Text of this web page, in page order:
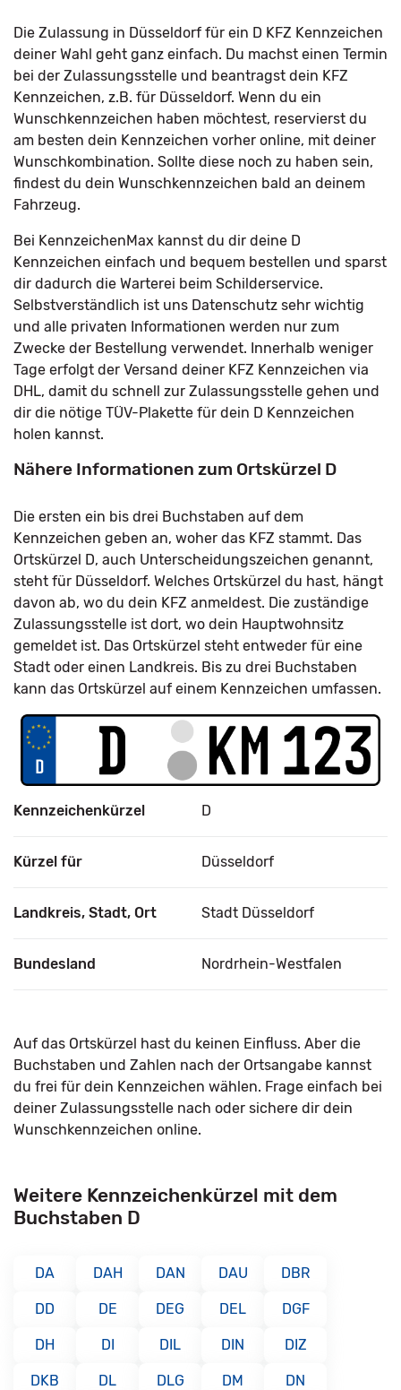
Die Zulassung in Düsseldorf für ein D KFZ Kennzeichen
deiner Wahl geht ganz einfach. Du machst einen Termin
bei der Zulassungsstelle und beantragst dein KFZ
Kennzeichen, z.B. für Düsseldorf. Wenn du ein
Wunschkennzeichen haben möchtest, reservierst du
am besten dein Kennzeichen vorher online, mit deiner
Wunschkombination. Sollte diese noch zu haben sein,
findest du dein Wunschkennzeichen bald an deinem
Fahrzeug.
Bei KennzeichenMax kannst du dir deine D
Kennzeichen einfach und bequem bestellen und sparst
dir dadurch die Warterei beim Schilderservice.
Selbstverständlich ist uns Datenschutz sehr wichtig
und alle privaten Informationen werden nur zum
Zwecke der Bestellung verwendet. Innerhalb weniger
Tage erfolgt der Versand deiner KFZ Kennzeichen via
DHL, damit du schnell zur Zulassungsstelle gehen und
dir die nötige TÜV-Plakette für dein D Kennzeichen
holen kannst.
Nähere Informationen zum Ortskürzel D
Die ersten ein bis drei Buchstaben auf dem
Kennzeichen geben an, woher das KFZ stammt. Das
Ortskürzel D, auch Unterscheidungszeichen genannt,
steht für Düsseldorf. Welches Ortskürzel du hast, hängt
davon ab, wo du dein KFZ anmeldest. Die zuständige
Zulassungsstelle ist dort, wo dein Hauptwohnsitz
gemeldet ist. Das Ortskürzel steht entweder für eine
Stadt oder einen Landkreis. Bis zu drei Buchstaben
kann das Ortskürzel auf einem Kennzeichen umfassen.
Kennzeichenkürzel D
Kürzel für Düsseldorf
Landkreis, Stadt, Ort Stadt Düsseldorf
Bundesland Nordrhein-Westfalen
Auf das Ortskürzel hast du keinen Einfluss. Aber die
Buchstaben und Zahlen nach der Ortsangabe kannst
du frei für dein Kennzeichen wählen. Frage einfach bei
deiner Zulassungsstelle nach oder sichere dir dein
Wunschkennzeichen online.
Weitere Kennzeichenkürzel mit dem
Buchstaben D
DA DAH DAN DAU DBR
DD DE DEG DEL DGF
DH DI DIL DIN DIZ
DKB DL DLG DM DN